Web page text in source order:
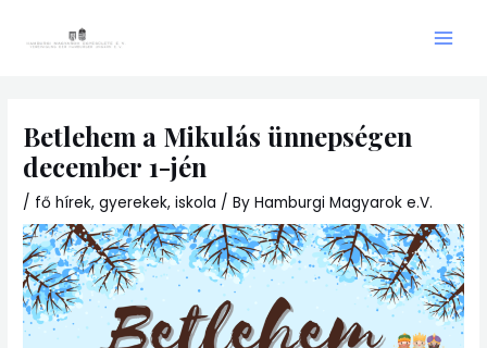
Betlehem a Mikulás ünnepségen
december 1-jén
/ fő hírek,gyerekek,iskola / ByHamburgi Magyarok e.V.